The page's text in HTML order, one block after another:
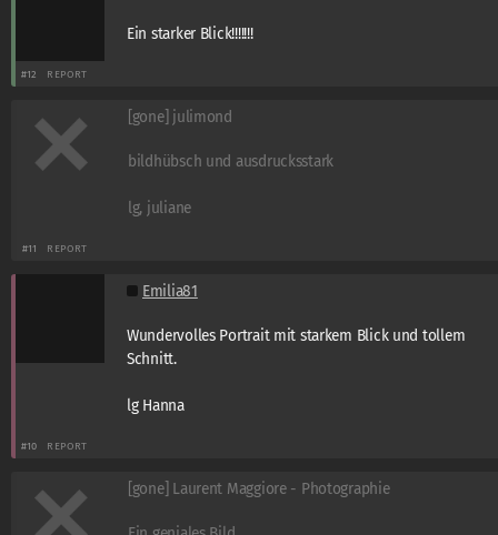
Ein starker Blick!!!!!!!
#12 REPORT
[gone] julimond
bildhübsch und ausdrucksstark
lg, juliane
#11 REPORT
Emilia81
Wundervolles Portrait mit starkem Blick und tollem
Schnitt.
lg Hanna
#10 REPORT
[gone] Laurent Maggiore - Photographie